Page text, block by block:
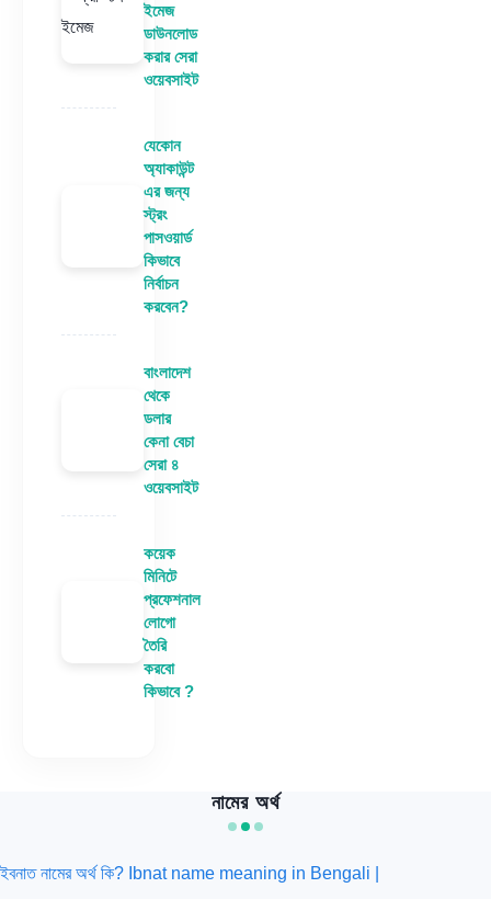
ইমেজ
ডাউনলোড
করার সেরা
ওয়েবসাইট
যেকোন
অ্যাকাউন্ট
এর জন্য
স্ট্রং
পাসওয়ার্ড
কিভাবে
নির্বাচন
করবেন?
বাংলাদেশ
থেকে
ডলার
কেনা বেচা
সেরা ৪
ওয়েবসাইট
কয়েক
মিনিটে
প্রফেশনাল
লোগো
তৈরি
করবো
কিভাবে ?
নামের অর্থ
ইবনাত নামের অর্থ কি? Ibnat name meaning in Bengali |